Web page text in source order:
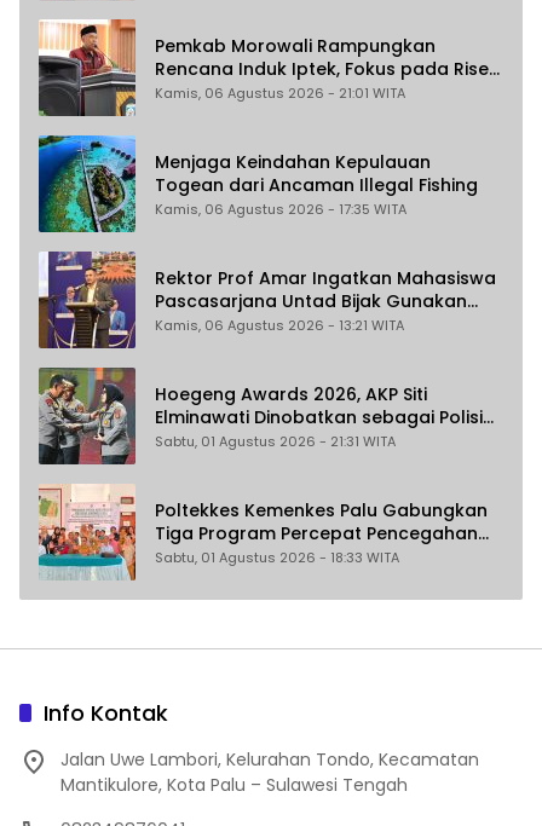
Pemkab Morowali Rampungkan
Rencana Induk Iptek, Fokus pada Riset
dan Inovasi Daerah
Kamis, 06 Agustus 2026 - 21:01 WITA
Menjaga Keindahan Kepulauan
Togean dari Ancaman Illegal Fishing
Kamis, 06 Agustus 2026 - 17:35 WITA
Rektor Prof Amar Ingatkan Mahasiswa
Pascasarjana Untad Bijak Gunakan
Akal Imitasi
Kamis, 06 Agustus 2026 - 13:21 WITA
Hoegeng Awards 2026, AKP Siti
Elminawati Dinobatkan sebagai Polisi
Pelindung Perempuan dan Anak
Sabtu, 01 Agustus 2026 - 21:31 WITA
Poltekkes Kemenkes Palu Gabungkan
Tiga Program Percepat Pencegahan
Stunting di Donggala
Sabtu, 01 Agustus 2026 - 18:33 WITA
Info Kontak
Jalan Uwe Lambori, Kelurahan Tondo, Kecamatan
Mantikulore, Kota Palu – Sulawesi Tengah